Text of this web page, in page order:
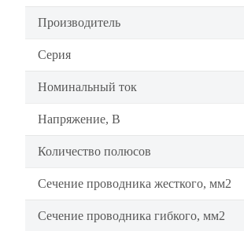
Производитель
Серия
Номинальный ток
Напряжение, В
Количество полюсов
Сечение проводника жесткого, мм2
Сечение проводника гибкого, мм2